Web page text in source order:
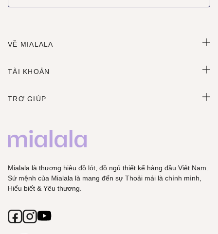
VỀ MIALALA
TÀI KHOẢN
TRỢ GIÚP
Mialala là thương hiệu đồ lót, đồ ngủ thiết kế hàng đầu Việt Nam.
Sứ mệnh của Mialala là mang đến sự Thoải mái là chính mình,
Hiểu biết & Yêu thương.